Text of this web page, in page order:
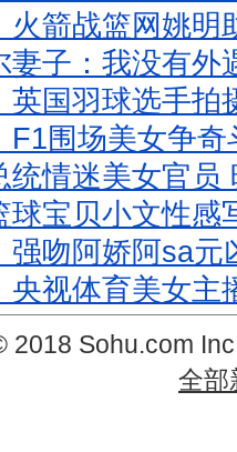
火箭战篮网姚明
妻子：我没有外
英国羽球选手拍
F1围场美女争
统情迷美女官员
球宝贝小文性感
强吻阿娇阿sa元
央视体育美女主
2018 Sohu.com
全部